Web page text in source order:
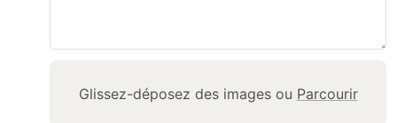
Glissez-déposez des images ou Parcourir